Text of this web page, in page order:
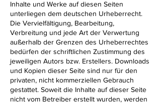
Inhalte und Werke auf diesen Seiten
unterliegen dem deutschen Urheberrecht.
Die Vervielfältigung, Bearbeitung,
Verbreitung und jede Art der Verwertung
außerhalb der Grenzen des Urheberrechtes
bedürfen der schriftlichen Zustimmung des
jeweiligen Autors bzw. Erstellers. Downloads
und Kopien dieser Seite sind nur für den
privaten, nicht kommerziellen Gebrauch
gestattet. Soweit die Inhalte auf dieser Seite
nicht vom Betreiber erstellt wurden, werden